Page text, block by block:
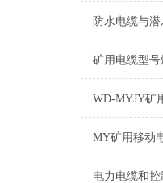
防水电缆与
矿用电缆型
WD-MYJY矿
电力电缆和